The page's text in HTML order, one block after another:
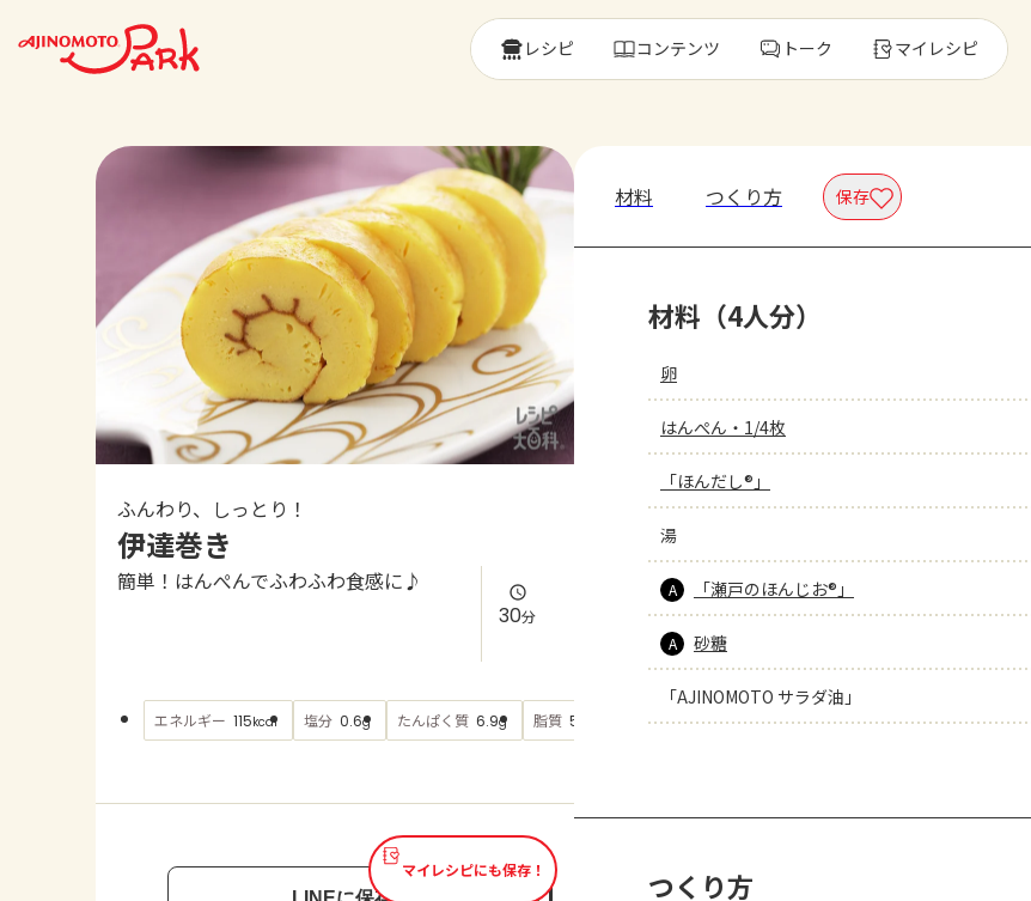
レシピ コンテンツ トーク マイレシピ
ふんわり、しっとり！
伊達巻き
簡単！はんぺんでふわふわ食感に♪
30分
エネルギー 115kcal 塩分 0.6g たんぱく質 6.9g 脂質 5.3 もっと見る
マイレシピにも保存！
材料 つくり方 保存
材料（4人分）
卵
はんぺん・1/4枚
「ほんだし®」
湯
A 「瀬戸のほんじお®」
A 砂糖
「AJINOMOTO サラダ油」
つくり方